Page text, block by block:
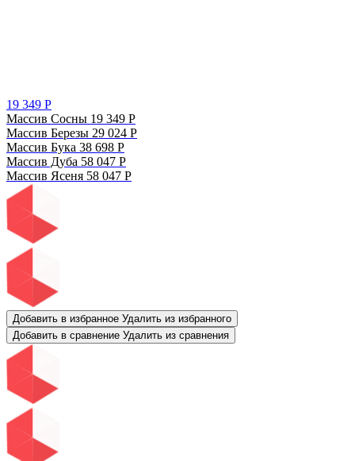
19 349 Р
Массив Сосны 19 349 Р
Массив Березы 29 024 Р
Массив Бука 38 698 Р
Массив Дуба 58 047 Р
Массив Ясеня 58 047 Р
Добавить в избранное Удалить из избранного
Добавить в сравнение Удалить из сравнения